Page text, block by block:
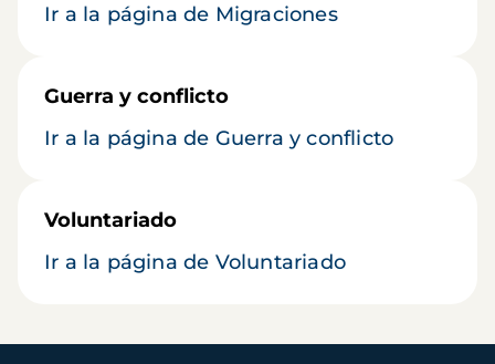
Ir a la página de Migraciones
Guerra y conflicto
Ir a la página de Guerra y conflicto
Voluntariado
Ir a la página de Voluntariado